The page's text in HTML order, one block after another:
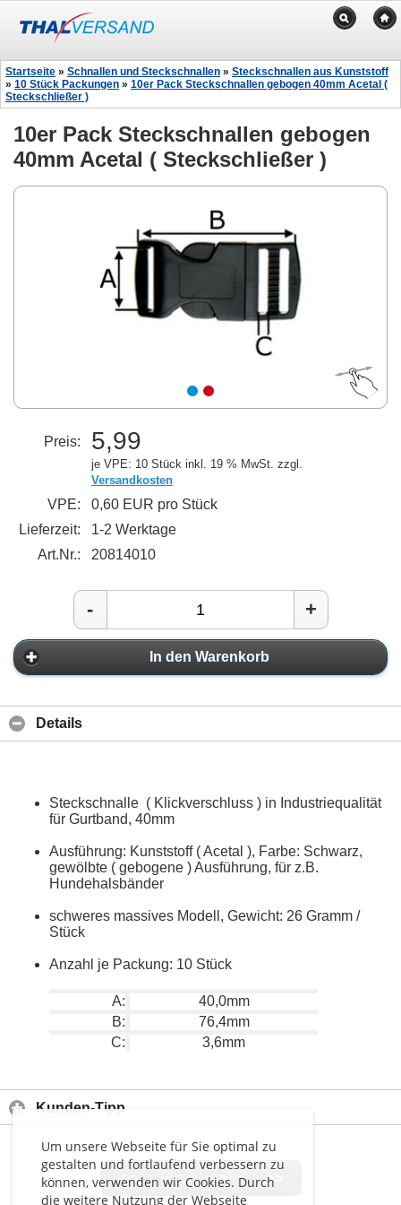
Um unsere Webseite für Sie optimal zu
gestalten und fortlaufend verbessern zu
können, verwenden wir Cookies. Durch
die weitere Nutzung der Webseite
Startseite » Schnallen und Steckschnallen » Steckschnallen aus Kunststoff
» 10 Stück Packungen » 10er Pack Steckschnallen gebogen 40mm Acetal (
Steckschließer )
10er Pack Steckschnallen gebogen
40mm Acetal ( Steckschließer )
Preis: 5,99
je VPE: 10 Stück inkl. 19 % MwSt. zzgl.
Versandkosten
VPE:
0,60 EUR pro Stück
Lieferzeit:
1-2 Werktage
Art.Nr.:
20814010
- +
In den Warenkorb
Details
Steckschnalle ( Klickverschluss ) in Industriequalität
für Gurtband, 40mm
Ausführung: Kunststoff ( Acetal ), Farbe: Schwarz,
gewölbte ( gebogene ) Ausführung, für z.B.
Hundehalsbänder
schweres massives Modell, Gewicht: 26 Gramm /
Stück
Anzahl je Packung: 10 Stück
A:
40,0mm
B:
76,4mm
C:
3,6mm
Kunden-Tipp
<< < > >>